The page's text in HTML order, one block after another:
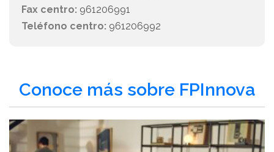
Fax centro: 961206991
Teléfono centro: 961206992
Conoce más sobre FPInnova